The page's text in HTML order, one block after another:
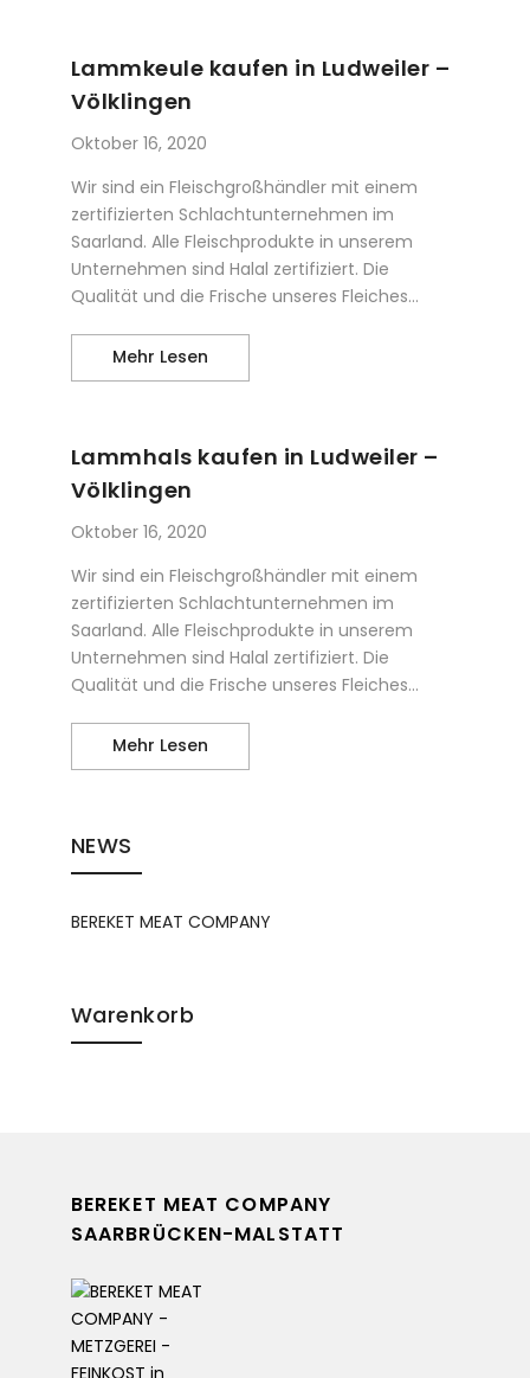
Lammkeule kaufen in Ludweiler –
Völklingen
Oktober 16, 2020
Wir sind ein Fleischgroßhändler mit einem
zertifizierten Schlachtunternehmen im
Saarland. Alle Fleischprodukte in unserem
Unternehmen sind Halal zertifiziert. Die
Qualität und die Frische unseres Fleiches...
Mehr LesenLammkeule kaufen in Ludweiler –
Lammhals kaufen in Ludweiler –
Völklingen
Oktober 16, 2020
Wir sind ein Fleischgroßhändler mit einem
zertifizierten Schlachtunternehmen im
Saarland. Alle Fleischprodukte in unserem
Unternehmen sind Halal zertifiziert. Die
Qualität und die Frische unseres Fleiches...
Mehr LesenLammhals kaufen in Ludweiler –
NEWS
BEREKET MEAT COMPANY
Warenkorb
BEREKET MEAT COMPANY
SAARBRÜCKEN-MALSTATT